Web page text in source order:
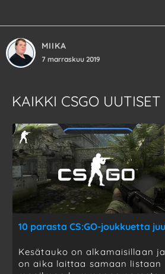
MIIKA
7 marraskuu 2019
KAIKKI CSGO UUTISET
Kesätauko on alkamaisillaan ja
on aika laittaa samaan listaan